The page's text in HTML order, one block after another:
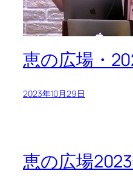
恵の広場・
2023年10月29日
恵の広場